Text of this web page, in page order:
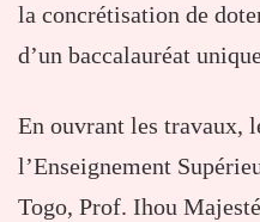
la concrétisation de
d’un baccalauréat
En ouvrant les travaux,
l’Enseignement
Togo, Prof. Ihou